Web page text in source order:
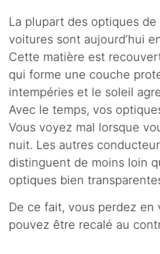
La plupart des optiques de
voitures sont aujourd’hui
Cette matière est
qui forme une couche
intempéries et le soleil
Avec le temps, vos
Vous voyez mal lorsque
nuit. Les autres
distinguent de moins loin
optiques bien
De ce fait, vous perdez en
pouvez être recalé au